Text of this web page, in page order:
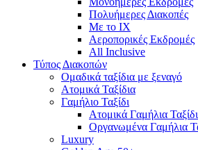
Πολυήμερες Διακοπές
Με το ΙΧ
Αεροπορικές Εκδρομές
All Inclusive
Τύπος Διακοπών
Ομαδικά ταξίδια με ξεναγό
Ατομικά Ταξίδια
Γαμήλιο Ταξίδι
Ατομικά Γαμήλια
Οργανωμένα Γαμήλια
Luxury